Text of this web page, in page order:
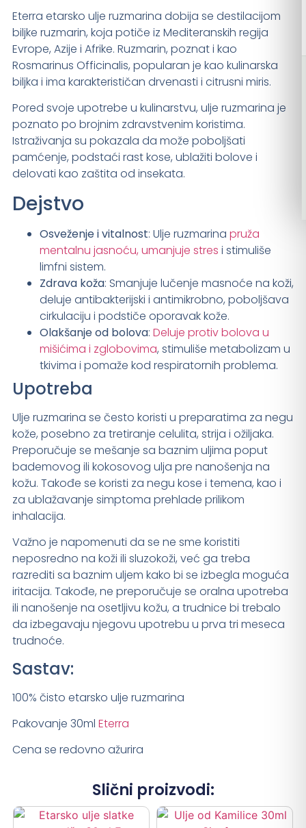
Eterra etarsko ulje ruzmarina dobija se destilacijom
biljke ruzmarin, koja potiče iz Mediteranskih regija
Evrope, Azije i Afrike. Ruzmarin, poznat i kao
Rosmarinus Officinalis, popularan je kao kulinarska
biljka i ima karakterističan drvenasti i citrusni miris.
Pored svoje upotrebe u kulinarstvu, ulje ruzmarina je
poznato po brojnim zdravstvenim koristima.
Istraživanja su pokazala da može poboljšati
pamćenje, podstaći rast kose, ublažiti bolove i
delovati kao zaštita od insekata.
Dejstvo
Osveženje i vitalnost: Ulje ruzmarina pruža
mentalnu jasnoću, umanjuje stres i stimuliše
limfni sistem.
Zdrava koža: Smanjuje lučenje masnoće na koži,
deluje antibakterijski i antimikrobno, poboljšava
cirkulaciju i podstiče oporavak kože.
Olakšanje od bolova: Deluje protiv bolova u
mišićima i zglobovima, stimuliše metabolizam u
tkivima i pomaže kod respiratornih problema.
Upotreba
Ulje ruzmarina se često koristi u preparatima za negu
kože, posebno za tretiranje celulita, strija i ožiljaka.
Preporučuje se mešanje sa baznim uljima poput
bademovog ili kokosovog ulja pre nanošenja na
kožu. Takođe se koristi za negu kose i temena, kao i
za ublažavanje simptoma prehlade prilikom
inhalacija.
Važno je napomenuti da se ne sme koristiti
neposredno na koži ili sluzokoži, već ga treba
razrediti sa baznim uljem kako bi se izbegla moguća
iritacija. Takođe, ne preporučuje se oralna upotreba
ili nanošenje na osetljivu kožu, a trudnice bi trebalo
da izbegavaju njegovu upotrebu u prva tri meseca
trudnoće.
Sastav:
100% čisto etarsko ulje ruzmarina
Pakovanje 30ml Eterra
Cena se redovno ažurira
Slični proizvodi: